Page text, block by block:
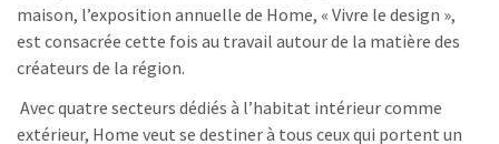
maison, l’exposition annuelle de Home, « Vivre le design »,
est consacrée cette fois au travail autour de la matière des
créateurs de la région.
Avec quatre secteurs dédiés à l’habitat intérieur comme
extérieur, Home veut se destiner à tous ceux qui portent un